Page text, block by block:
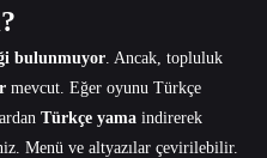
bulunmuyor . Ancak, topluluk
mevcut. Eğer oyunu Türkçe
Türkçe yama indirerek
Menü ve altyazılar çevirilebilir.